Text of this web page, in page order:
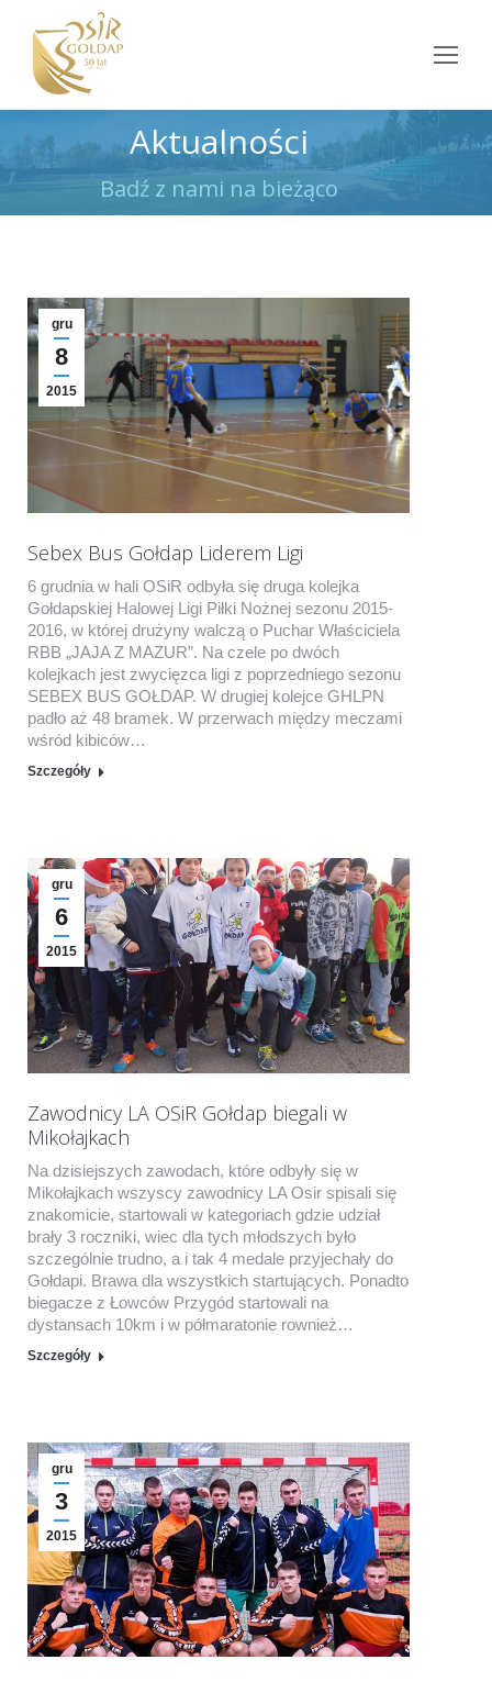
Aktualności
Badź z nami na bieżąco
Jesteś tutaj:
gru
8
2015
Sebex Bus Gołdap Liderem Ligi
6 grudnia w hali OSiR odbyła się druga kolejka
Gołdapskiej Halowej Ligi Piłki Nożnej sezonu 2015-
2016, w której drużyny walczą o Puchar Właściciela
RBB „JAJA Z MAZUR”. Na czele po dwóch
kolejkach jest zwycięzca ligi z poprzedniego sezonu
SEBEX BUS GOŁDAP. W drugiej kolejce GHLPN
padło aż 48 bramek. W przerwach między meczami
wśród kibiców…
Szczegóły
gru
6
2015
Zawodnicy LA OSiR Gołdap biegali w
Mikołajkach
Na dzisiejszych zawodach, które odbyły się w
Mikołajkach wszyscy zawodnicy LA Osir spisali się
znakomicie, startowali w kategoriach gdzie udział
brały 3 roczniki, wiec dla tych młodszych było
szczególnie trudno, a i tak 4 medale przyjechały do
Gołdapi. Brawa dla wszystkich startujących. Ponadto
biegacze z Łowców Przygód startowali na
dystansach 10km i w półmaratonie rownież…
Szczegóły
gru
3
2015